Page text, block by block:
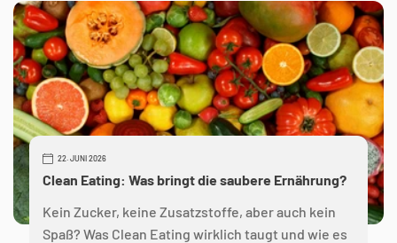
22. JUNI 2026
Clean Eating: Was bringt die saubere Ernährung?
Kein Zucker, keine Zusatzstoffe, aber auch kein
Spaß? Was Clean Eating wirklich taugt und wie es